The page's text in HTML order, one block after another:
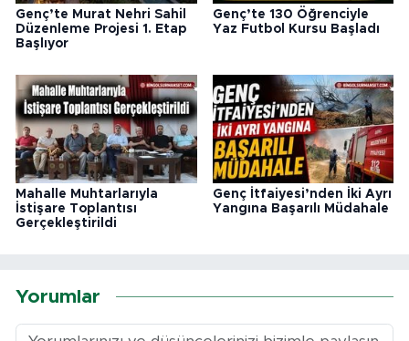
Genç’te Murat Nehri Sahil
Düzenleme Projesi 1. Etap
Başlıyor
Genç’te 130 Öğrenciyle
Yaz Futbol Kursu Başladı
Mahalle Muhtarlarıyla
İstişare Toplantısı
Gerçekleştirildi
Genç İtfaiyesi’nden İki Ayrı
Yangına Başarılı Müdahale
Yorumlar